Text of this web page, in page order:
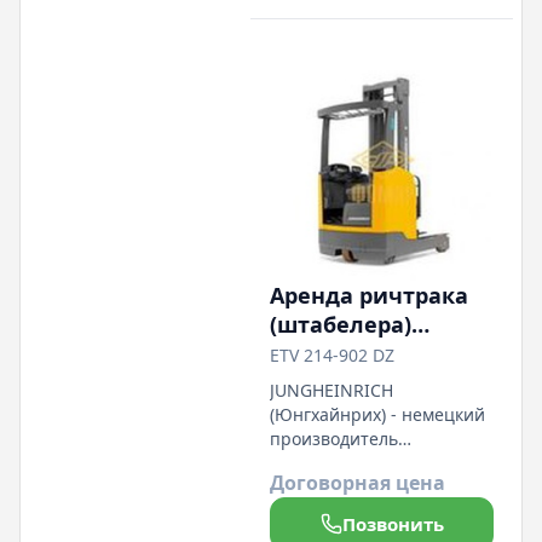
Телефоны Е-mail:
Аренда ричтрака
(штабелера)
Jungheinrich ETV
214-902 DZ
(Германия)
ETV 214-902 DZ
JUNGHEINRICH
(Юнгхайнрих) - немецкий
производитель
премиум-класса Макс.
высота подъема: 9020 мм
Макс. грузоподъемность:
Договорная цена
Позвонить